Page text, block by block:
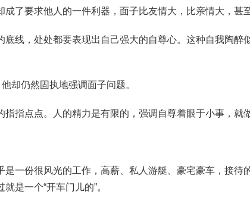
了要求他人的一件利器，面子比友情大，比亲情大，甚
线，处处都要表现出自己强大的自尊心。这种自我陶
却仍然固执地强调面子问题。
指点点。人的精力是有限的，强调自尊着眼于小事，就
一份很风光的工作，高薪、私人游艇、豪宅豪车，接
是一个“开车门儿的”。